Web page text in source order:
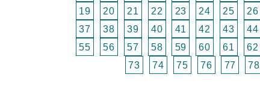
19
20 21 22 23 24 25 26
37
38 39 40 41 42 43 44
55
56 57 58 59 60 61 62
73
74 75 76 77 78